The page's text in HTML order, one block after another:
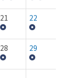
21 22
28 29